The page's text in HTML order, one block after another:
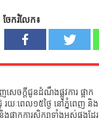
ចែករំលែក៖
េចក្ដីជូនដំណឹងផ្លូវការ ផ្អាក
រយៈពេល១៥ថ្ងៃ នៅភ្នំពេញ និង
ងផ្អាកការសិក្សាទាំងអស់ផងដែរ